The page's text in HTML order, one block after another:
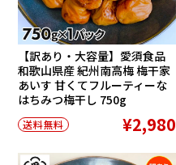
【訳あり・大容量】愛須食品
和歌山県産 紀州南高梅 梅干家
あいす 甘くてフルーティーな
はちみつ梅干し 750g
送料無料 ¥2,980